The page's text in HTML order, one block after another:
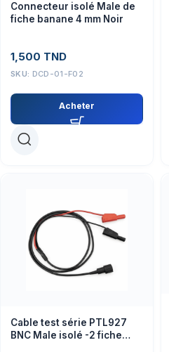
Connecteur isolé Male de
fiche banane 4 mm Noir
1,500 TND
SKU: DCD-01-F02
Acheter
Cable test série PTL927
BNC Male isolé -2 fiche